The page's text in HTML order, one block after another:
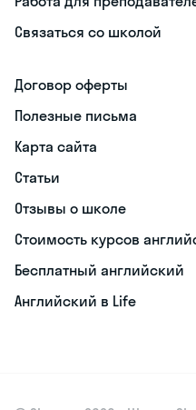
Связаться со школой
Договор оферты
Полезные письма
Карта сайта
Статьи
Отзывы о школе
Стоимость курсов
Бесплатный английский
Английский в Life